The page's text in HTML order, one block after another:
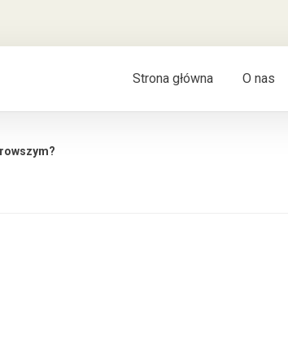
Strona główna O nas